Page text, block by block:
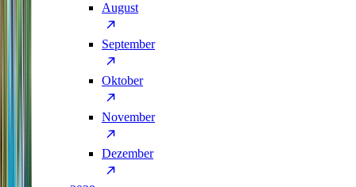
August
September
Oktober
November
Dezember